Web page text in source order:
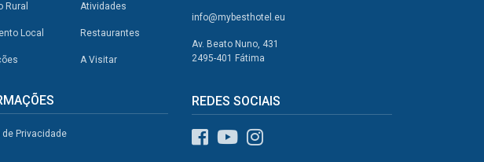
Rural
Local
Atividades
Restaurantes
A Visitar
de Privacidade
info@mybesthotel.eu
Av. Beato Nuno, 431
2495-401 Fátima
REDES SOCIAIS